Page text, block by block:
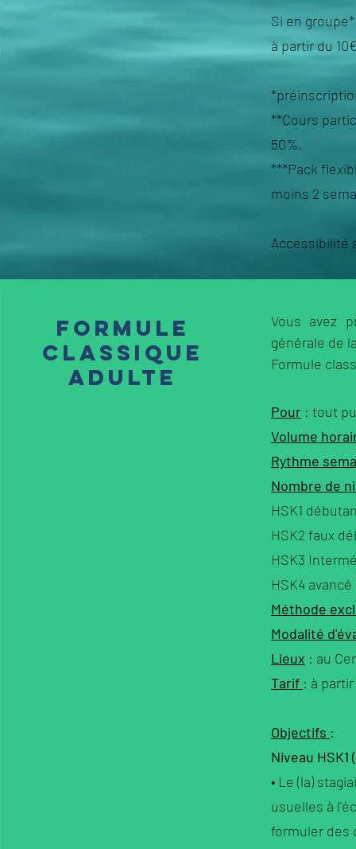
Si en
à partir du
**Cours
50%.
***Pack
moins 2
Accessibilité
Formule
classique
adulte
Vous avez
générale de
Formule
Pour : tout
Volume
Rythme
Nombre de
HSK1
HSK2 faux
HSK3
HSK4 avancé
Méthode
Modalité
Lieux : au
Tarif : à
Objectifs :
Niveau HSK1
• Le (la)
usuelles à
formuler des